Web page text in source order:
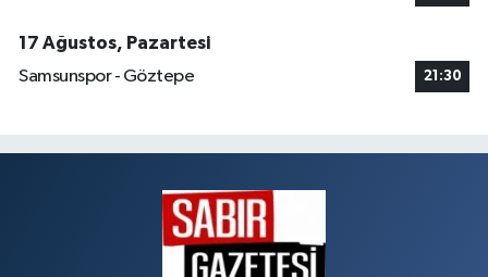
17 Ağustos, Pazartesi
Samsunspor - Göztepe
21:30